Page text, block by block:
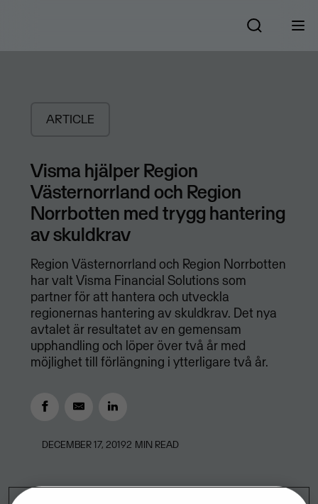
ARTICLE
Visma hjälper Region
Västernorrland och Region
Norrbotten med trygg hantering
av skuldkrav
Region Västernorrland och Region Norrbotten
har valt Visma Financial Solutions som
partner för att hantera och utveckla
regionernas hantering av skuldkrav. Det nya
avtalet är resultatet av en gemensam
upphandling och löper över två år med
möjlighet till förlängning i ytterligare två år.
DECEMBER 17, 20192 MIN READ